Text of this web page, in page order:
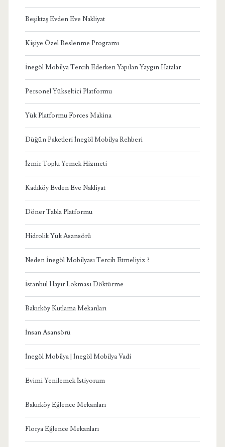
Beşiktaş Evden Eve Nakliyat
Kişiye Özel Beslenme Programı
İnegöl Mobilya Tercih Ederken Yapılan Yaygın Hatalar
Personel Yükseltici Platformu
Yük Platformu Forces Makina
Düğün Paketleri İnegöl Mobilya Rehberi
İzmir Toplu Yemek Hizmeti
Kadıköy Evden Eve Nakliyat
Döner Tabla Platformu
Hidrolik Yük Asansörü
Neden İnegöl Mobilyası Tercih Etmeliyiz ?
İstanbul Hayır Lokması Döktürme
Bakırköy Kutlama Mekanları
İnsan Asansörü
İnegöl Mobilya | İnegöl Mobilya Vadi
Evimi Yenilemek İstiyorum
Bakırköy Eğlence Mekanları
Florya Eğlence Mekanları